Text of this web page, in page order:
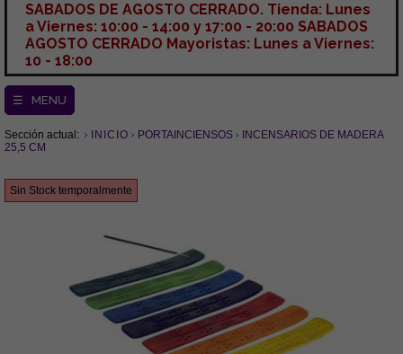
SABADOS DE AGOSTO CERRADO. Tienda: Lunes
a Viernes: 10:00 - 14:00 y 17:00 - 20:00 SABADOS
AGOSTO CERRADO Mayoristas: Lunes a Viernes:
10 - 18:00
☰ MENU
Sección actual: INICIO PORTAINCIENSOS
INCENSARIOS DE MADERA
25,5 CM
Sin Stock temporalmente